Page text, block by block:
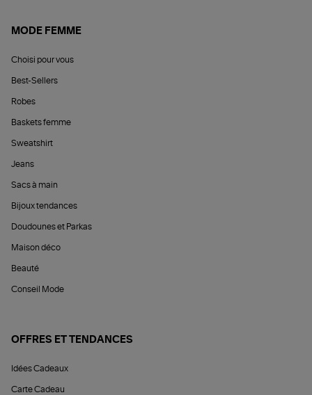
MODE FEMME
Choisi pour vous
Best-Sellers
Robes
Baskets femme
Sweatshirt
Jeans
Sacs à main
Bijoux tendances
Doudounes et Parkas
Maison déco
Beauté
Conseil Mode
OFFRES ET TENDANCES
Idées Cadeaux
Carte Cadeau